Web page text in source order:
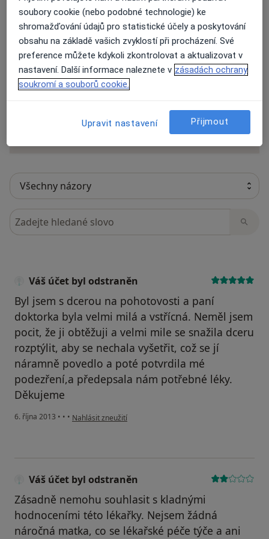
25 názorů
Recenze pacientů jsou pro nás důležité.
odstranění nebo změnu recenze pacienta.
Další informace. Další informace o názorech
Hledejte v názorech
Váš účet byl odstraněn
Byl jsem s dcerou na pohotovosti a paní
doktorka byla velmi milá a vstřícná. Neměl jsem
pocit, že ji obtěžuji a velmi mile se snažila dceru
rozptýlit, aby se nechala vyšetřit, což se jí
náramně povedlo a poté potvrdila mé
podezření,a předepsala nám potřebné léky.
Děkujeme
6. října 2013 • • • podle názoru uživatele Váš účet byl odstraněn
Nahlásit zneužití
Váš účet byl odstraněn
Zásadně nemohu souhlasit s kladnými
hodnoceními této lékařky. Nejsem žádná
náročná matka, co se lékařské péče týče a ani
soubory cookie (nebo podobné technologie) ke
shromažďování údajů pro statistické účely a poskytování
obsahu na základě vašich zvyklostí při procházení. Své
preference můžete kdykoli zkontrolovat a aktualizovat v
nastavení. Další informace naleznete v zásadách ochrany
soukromí a souborů cookie.
Upravit nastavení Přijmout